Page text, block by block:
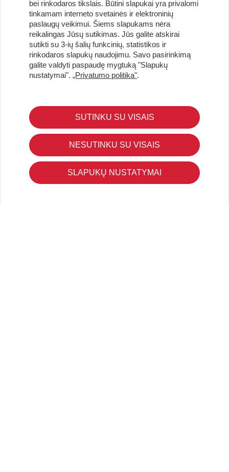
Užsisakykite naujienlaiškį ir pirmi gaukite geriausius
pasiūlymus!
KLIENTŲ APTARNAVIMAS
Pirkimo – pardavimo taisyklės
Pristatymas ir grąžinimas
Apmokėjimo būdai
Kokybės ir saugumo standartai
Privatumo taisyklės
bei rinkodaros tikslais. Būtini slapukai yra privalomi
tinkamam interneto svetainės ir elektroninių
paslaugų veikimui. Šiems slapukams nėra
reikalingas Jūsų sutikimas. Jūs galite atskirai
sutikti su 3-ių šalių funkcinių, statistikos ir
rinkodaros slapukų naudojimu. Savo pasirinkimą
galite valdyti paspaudę mygtuką "Slapukų
nustatymai". „Privatumo politika".
SUTINKU SU VISAIS
NESUTINKU SU VISAIS
SLAPUKŲ NUSTATYMAI